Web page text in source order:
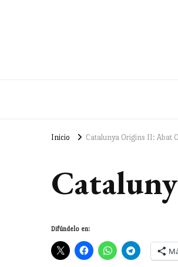
Inicio Catalunya Origins II: Abat
Difúndelo en: